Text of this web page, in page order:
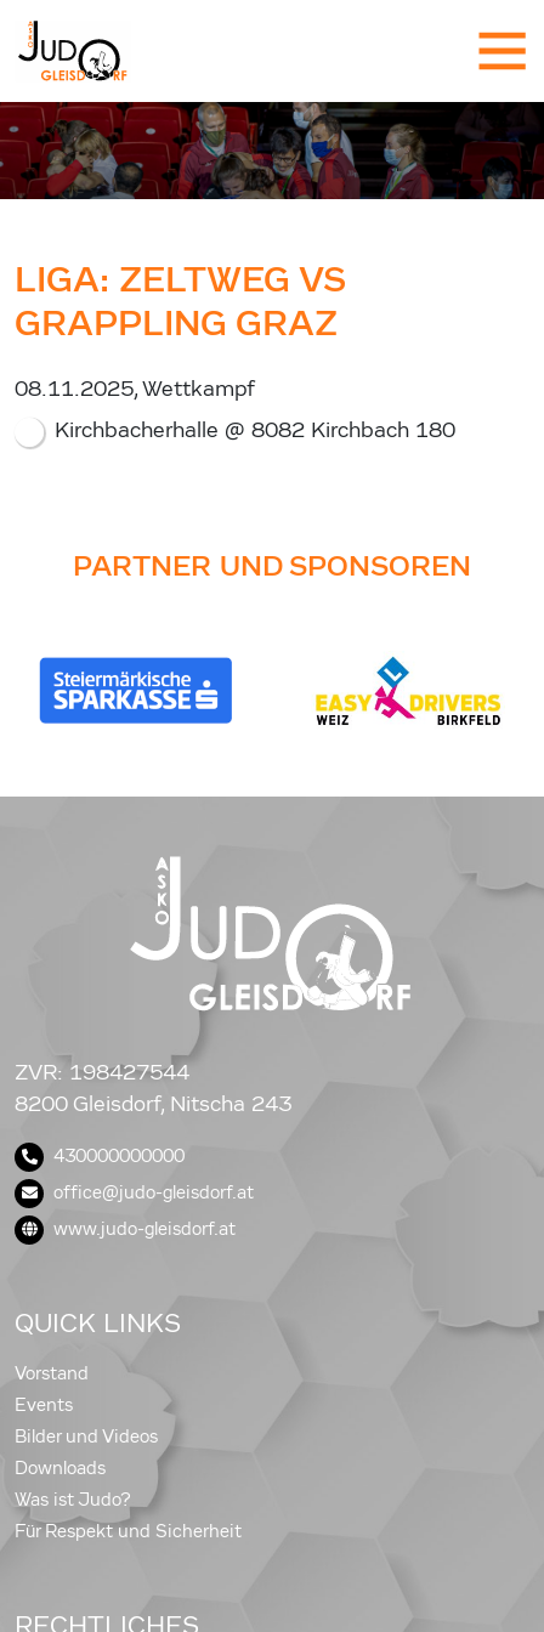
LIGA: ZELTWEG VS
GRAPPLING GRAZ
08.11.2025, Wettkampf
Kirchbacherhalle @ 8082 Kirchbach 180
PARTNER UND SPONSOREN
ZVR: 198427544
8200 Gleisdorf, Nitscha 243
430000000000
office@judo-gleisdorf.at
www.judo-gleisdorf.at
QUICK LINKS
Vorstand
Events
Bilder und Videos
Downloads
Was ist Judo?
Für Respekt und Sicherheit